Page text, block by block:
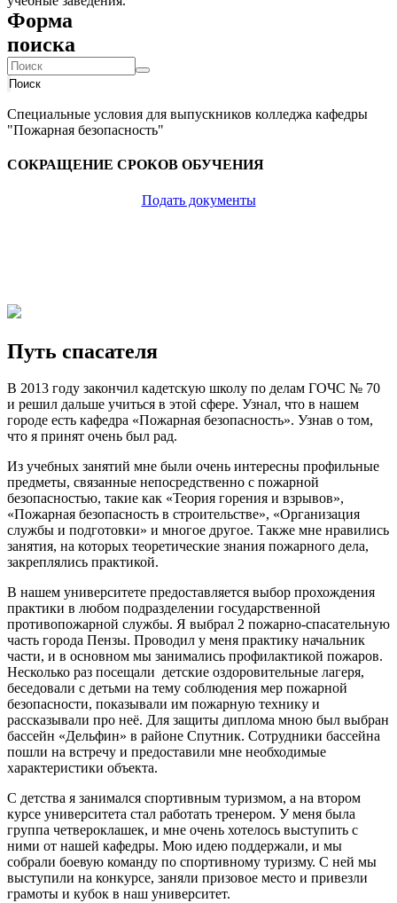
Форма
поиска
Поиск
Специальные условия для выпускников колледжа кафедры
"Пожарная безопасность"
СОКРАЩЕНИЕ СРОКОВ ОБУЧЕНИЯ
Подать документы
Путь спасателя
В 2013 году закончил кадетскую школу по делам ГОЧС № 70
и решил дальше учиться в этой сфере. Узнал, что в нашем
городе есть кафедра «Пожарная безопасность». Узнав о том,
что я принят очень был рад.
Из учебных занятий мне были очень интересны профильные
предметы, связанные непосредственно с пожарной
безопасностью, такие как «Теория горения и взрывов»,
«Пожарная безопасность в строительстве», «Организация
службы и подготовки» и многое другое. Также мне нравились
занятия, на которых теоретические знания пожарного дела,
закреплялись практикой.
В нашем университете предоставляется выбор прохождения
практики в любом подразделении государственной
противопожарной службы. Я выбрал 2 пожарно-спасательную
часть города Пензы. Проводил у меня практику начальник
части, и в основном мы занимались профилактикой пожаров.
Несколько раз посещали детские оздоровительные лагеря,
беседовали с детьми на тему соблюдения мер пожарной
безопасности, показывали им пожарную технику и
рассказывали про неё. Для защиты диплома мною был выбран
бассейн «Дельфин» в районе Спутник. Сотрудники бассейна
пошли на встречу и предоставили мне необходимые
характеристики объекта.
С детства я занимался спортивным туризмом, а на втором
курсе университета стал работать тренером. У меня была
группа четвероклашек, и мне очень хотелось выступить с
ними от нашей кафедры. Мою идею поддержали, и мы
собрали боевую команду по спортивному туризму. С ней мы
выступили на конкурсе, заняли призовое место и привезли
грамоты и кубок в наш университет.